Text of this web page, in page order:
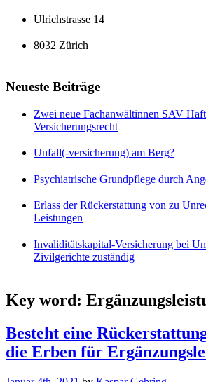
Ulrichstrasse 14
8032 Zürich
Neueste Beiträge
Zwei neue Fachanwältinnen SAV
Versicherungsrecht
Unfall(-versicherung) am Berg?
Psychiatrische Grundpflege durch
Erlass der Rückerstattung von zu
Leistungen
Invaliditätskapital-Versicherung bei
Zivilgerichte zuständig
Key word:
Besteht eine
die Erben für